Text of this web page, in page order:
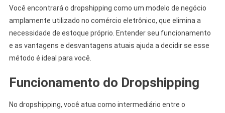
Você encontrará o dropshipping como um modelo de negócio
amplamente utilizado no comércio eletrônico, que elimina a
necessidade de estoque próprio. Entender seu funcionamento
e as vantagens e desvantagens atuais ajuda a decidir se esse
método é ideal para você.
Funcionamento do Dropshipping
No dropshipping, você atua como intermediário entre o